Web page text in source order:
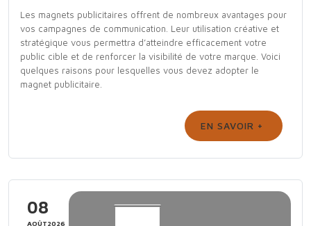
Les magnets publicitaires offrent de nombreux avantages pour
vos campagnes de communication. Leur utilisation créative et
stratégique vous permettra d’atteindre efficacement votre
public cible et de renforcer la visibilité de votre marque. Voici
quelques raisons pour lesquelles vous devez adopter le
magnet publicitaire.
EN SAVOIR +
08
AOÛT2026